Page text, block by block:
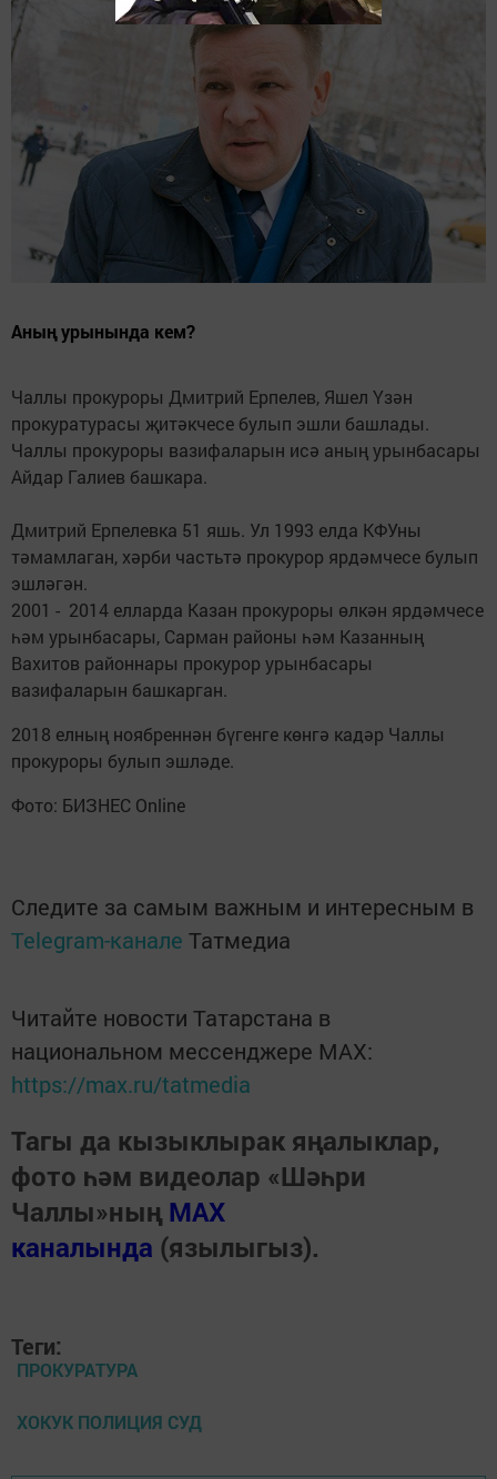
Аның урынында кем?
Чаллы прокуроры Дмитрий Ерпелев, Яшел Үзән
прокуратурасы җитәкчесе булып эшли башлады.
Чаллы прокуроры вазифаларын исә аның урынбасары
Айдар Галиев башкара.
Дмитрий Ерпелевка 51 яшь. Ул 1993 елда КФУны
тәмамлаган, хәрби частьтә прокурор ярдәмчесе булып
эшләгән.
2001 - 2014 елларда Казан прокуроры өлкән ярдәмчесе
һәм урынбасары, Сарман районы һәм Казанның
Вахитов районнары прокурор урынбасары
вазифаларын башкарган.
2018 елның ноябреннән бүгенге көнгә кадәр Чаллы
прокуроры булып эшләде.
Фото: БИЗНЕС Online
Следите за самым важным и интересным в
Telegram-канале Татмедиа
Читайте новости Татарстана в
национальном мессенджере MАХ:
https://max.ru/tatmedia
Тагы да кызыклырак яңалыклар,
фото һәм видеолар «Шәһри
Чаллы»ның MAX
каналында (язылыгыз).
Теги:
ПРОКУРАТУРА
ХОКУК ПОЛИЦИЯ СУД